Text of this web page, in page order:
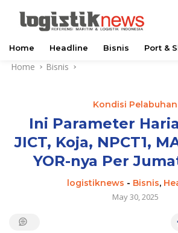
Skip
Home Headline Bisnis Port &
Home Bisnis
Kondisi Pelabuhan
Ini Parameter
JICT, Koja, NPCT1,
YOR-nya Per
logistiknews - Bisnis,
May 30, 2025